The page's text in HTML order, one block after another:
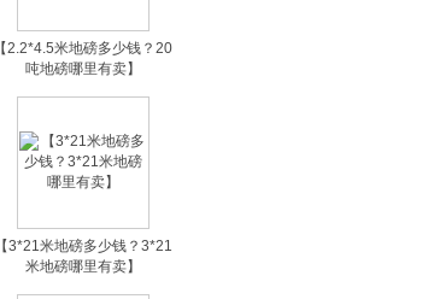
【2.2*4.5米地磅多少钱？20
吨地磅哪里有卖】
【3*21米地磅多少钱？3*21
米地磅哪里有卖】